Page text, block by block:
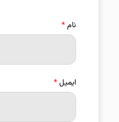
نام*
ایمیل*